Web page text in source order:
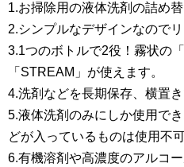
1.お掃除用の液体洗剤の詰め
2.シンプルなデザインなので
3.1つのボトルで2役！霧状の
「STREAM」が使えます。
4.洗剤などを長期保存、横置
5.液体洗剤のみにしか使用で
どが入っているものは使用不可
6.有機溶剤や高濃度のアルコ